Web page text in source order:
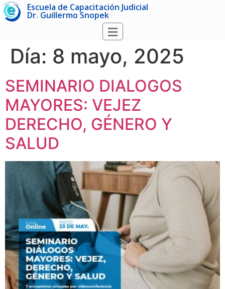
Escuela de Capacitación Judicial
Dr. Guillermo Snopek
Día: 8 mayo, 2025
SEMINARIO DIALOGOS
MAYORES: VEJEZ
DERECHO, GÉNERO Y
SALUD